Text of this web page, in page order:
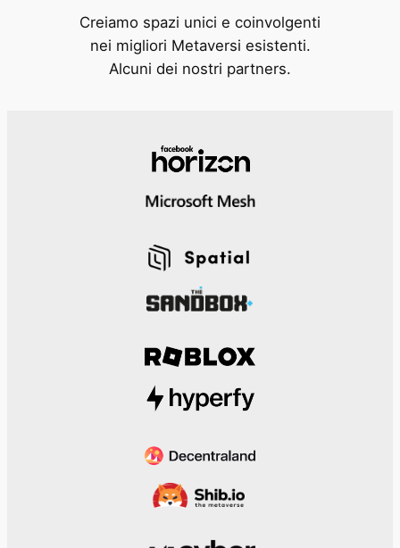
Creiamo spazi unici e coinvolgenti
nei migliori Metaversi esistenti.
Alcuni dei nostri partners.